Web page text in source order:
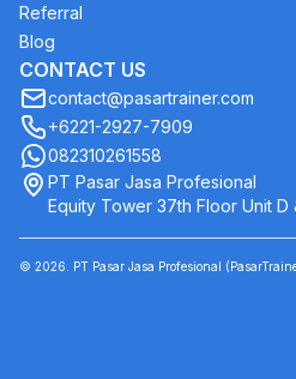
Referral
Blog
CONTACT US
contact@pasartrainer.com
+6221-2927-7909
082310261558
PT Pasar Jasa Profesional
Equity Tower 37th Floor Unit D
© 2026 . PT Pasar Jasa Profesional